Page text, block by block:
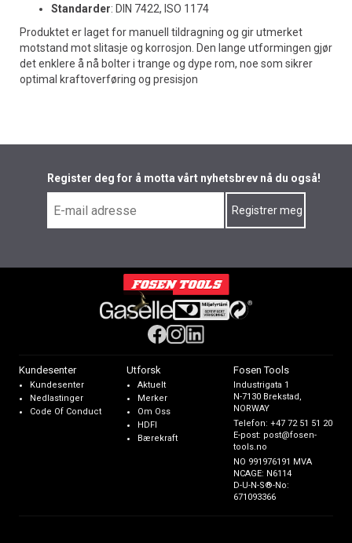
Standarder: DIN 7422, ISO 1174
Produktet er laget for manuell tildragning og gir utmerket
motstand mot slitasje og korrosjon. Den lange utformingen gjør
det enklere å nå bolter i trange og dype rom, noe som sikrer
optimal kraftoverføring og presisjon
Register deg for å motta vårt nyhetsbrev nå du også!
Kundesenter
Kundesenter
Nedlastinger
Code Of Conduct
Utforsk
Aktuelt
Merker
Om Oss
HDFI
Bærekraft
Fosen Tools
Industrigata 1
N-7130 Brekstad,
NORWAY
Telefon:+47 72 51 51 20
E-post: post@fosen-
tools.no
NO 991976191 MVA
NCAGE: N6114
D-U-N-S®-No:
671093366